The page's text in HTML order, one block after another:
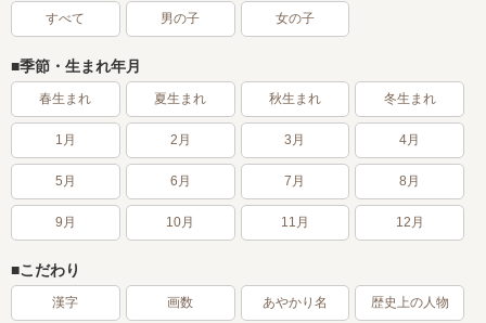
すべて 男の子 女の子
季節・生まれ年月
春生まれ 夏生まれ 秋生まれ 冬生まれ
1月 2月 3月 4月
5月 6月 7月 8月
9月 10月 11月 12月
こだわり
漢字 画数 あやかり名 歴史上の人物